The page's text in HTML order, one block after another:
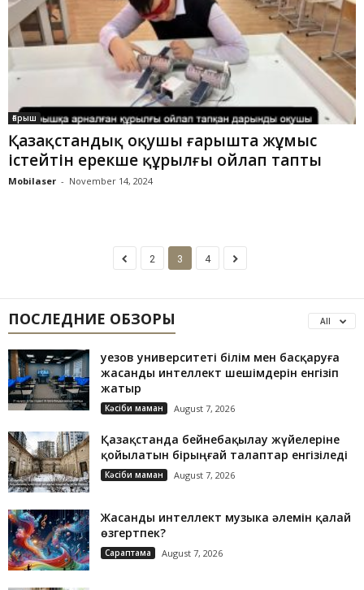
Ғарыш
Қазақстандық оқушы ғарышта жұмыс
істейтін ерекше құрылғы ойлап тапты
Mobilaser - November 14, 2024
2 3 4
ПОСЛЕДНИЕ ОБЗОРЫ All
Әуезов университеті білім мен басқаруға
жасанды интеллект шешімдерін енгізіп
жатыр
Кәсіби маман August 7, 2026
Қазақстанда бейнебақылау жүйелеріне
қойылатын бірыңғай талаптар енгізіледі
Кәсіби маман August 7, 2026
Жасанды интеллект музыка әлемін қалай
өзгертпек?
Сараптама August 7, 2026